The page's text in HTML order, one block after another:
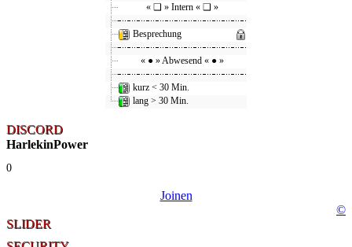
« ❑ » Intern « ❑ »
Besprechung
« ● » Abwesend « ● »
kurz < 30 Min.
lang > 30 Min.
DISCORD
HarlekinPower
0
Joinen
©
SLIDER